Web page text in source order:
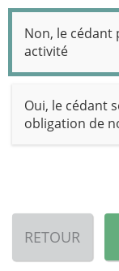
Non, le
activité
Oui, le cédant
obligation de
RETOUR